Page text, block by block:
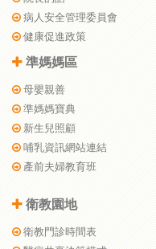
病人安全管理委員會
健康促進政策
準媽媽區
母嬰親善
準媽媽寶典
新生兒照顧
哺乳資訊網站連結
產前夫婦教育班
衛教園地
衛教門診時間表